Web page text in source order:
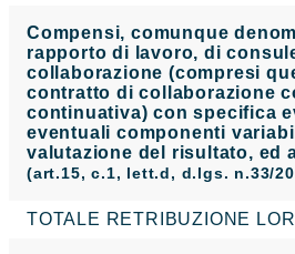
Compensi, comunque
rapporto di lavoro, di
collaborazione (compresi
contratto di collaborazione
continuativa) con specifica
eventuali componenti
valutazione del risultato, ed
(art.15, c.1, lett.d, d.lgs. n.33/
TOTALE RETRIBUZIONE